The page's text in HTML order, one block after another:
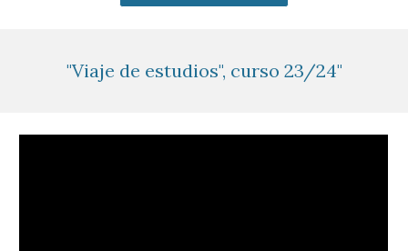
"Viaje de estudios", curso 23/24"